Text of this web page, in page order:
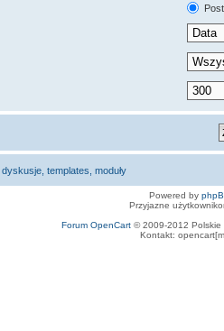
templates, moduły
Powered by
Przyjazne
Forum OpenCart© 2009-2012 Polskie
Kontakt: